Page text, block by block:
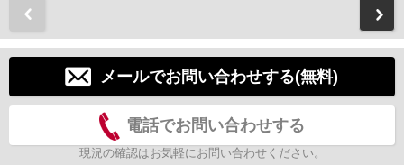
メールでお問い合わせする(無料)
電話でお問い合わせする
現況の確認はお気軽にお問い合わせください。